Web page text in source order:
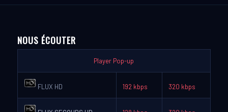
NOUS ÉCOUTER
Player Pop-up
FLUX HD 192 kbps 320 kbps